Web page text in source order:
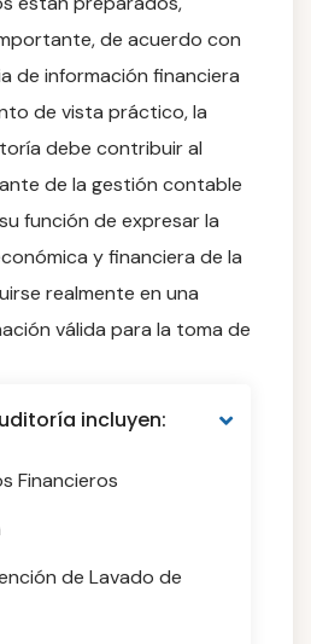
de acuerdo con
de información financiera
de vista práctico, la
debe contribuir al
de la gestión contable
función de expresar la
y financiera de la
realmente en una
válida para la toma de
incluyen:
Financieros
de Lavado de